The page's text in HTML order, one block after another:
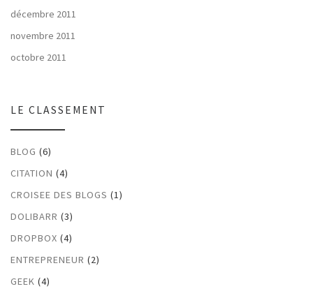
décembre 2011
novembre 2011
octobre 2011
LE CLASSEMENT
BLOG (6)
CITATION (4)
CROISEE DES BLOGS (1)
DOLIBARR (3)
DROPBOX (4)
ENTREPRENEUR (2)
GEEK (4)